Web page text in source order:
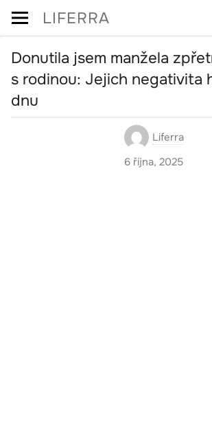
Skip
LIFERRA
Donutila jsem manžela
s rodinou: Jejich negativita
dnu
Liferra
6 října, 2025